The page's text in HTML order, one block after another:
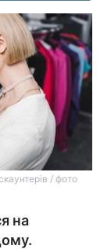
/ фото
на